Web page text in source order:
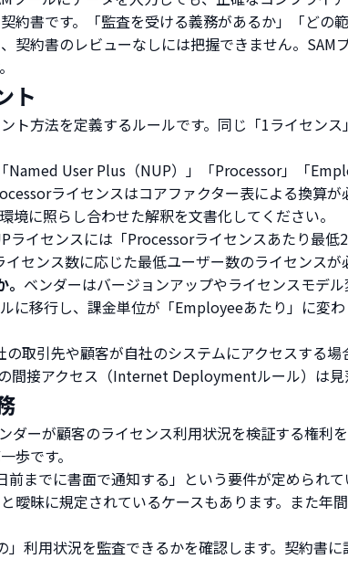
約書です。「監査を受ける義務があるか」「どの
契約書のレビューなしには把握できません。SAM
ト
ト方法を定義するルールです。同じ「1ライセン
「Named User Plus（NUP）」「Processor」「
ライセンスはコアファクター表による換算
に照らし合わせた解釈を文書化してください。
ライセンスには「Processorライセンスあたり最
センス数に応じた最低ユーザー数のライセンスが
ベンダーはバージョンアップやライセンスモデ
に移行し、課金単位が「Employeeあたり」に変
の取引先や顧客が自社のシステムにアクセスする
間接アクセス（Internet Deploymentルール）は見
ダーが顧客のライセンス利用状況を検証する権利
歩です。
前までに書面で通知する」という要件が定められ
曖昧に規定されているケースもあります。また年
」利用状況を監査できるかを確認します。契約書